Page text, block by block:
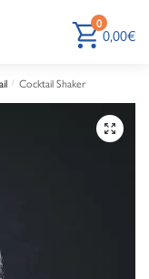
0
0,00€
/ Cocktail Shaker
🔍